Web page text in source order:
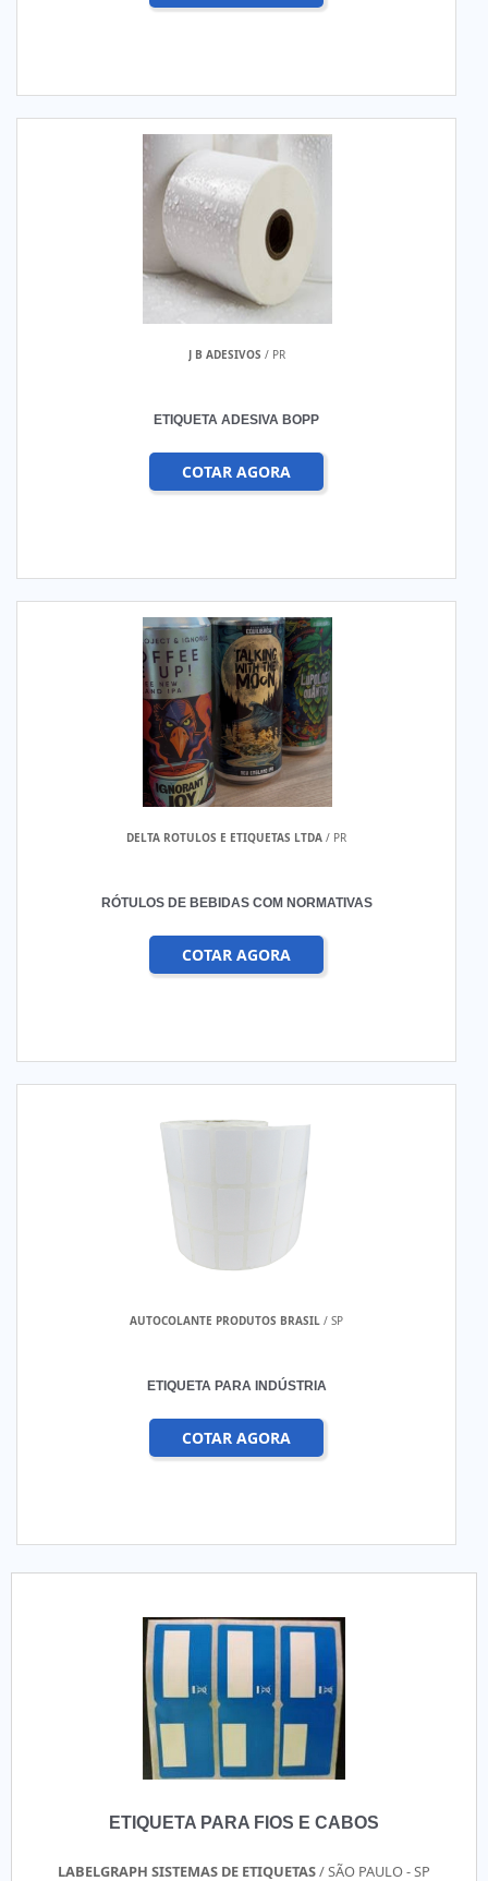
J B ADESIVOS / PR
ETIQUETA ADESIVA BOPP
COTAR AGORA
DELTA ROTULOS E ETIQUETAS LTDA / PR
RÓTULOS DE BEBIDAS COM NORMATIVAS
COTAR AGORA
AUTOCOLANTE PRODUTOS BRASIL / SP
ETIQUETA PARA INDÚSTRIA
COTAR AGORA
ETIQUETA PARA FIOS E CABOS
LABELGRAPH SISTEMAS DE ETIQUETAS/ SÃO PAULO - SP